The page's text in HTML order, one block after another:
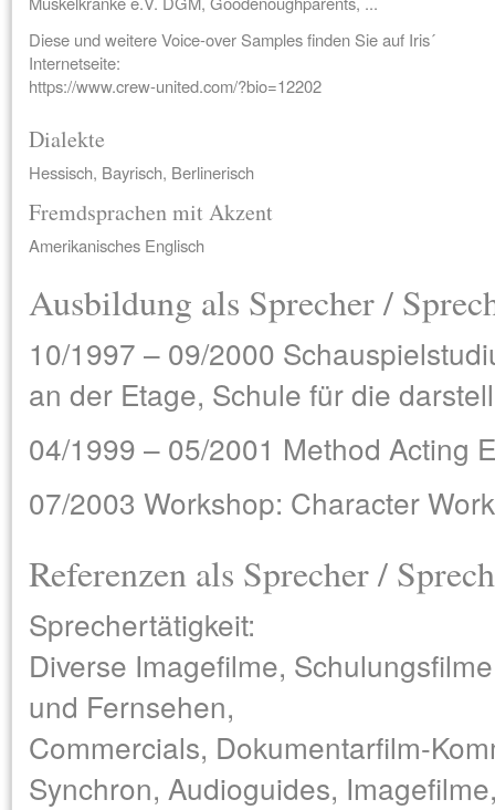
Diese und weitere Voice-over Samples finden Sie auf Iris´
Internetseite:
https://www.crew-united.com/?bio=12202
Dialekte
Hessisch, Bayrisch, Berlinerisch
Fremdsprachen mit Akzent
Amerikanisches Englisch
Ausbildung als Sprecher /
10/1997 – 09/2000
an der Etage, Schule für die
04/1999 – 05/2001 Method Acting
07/2003 Workshop: Character
Referenzen als Sprecher /
Sprechertätigkeit:
Diverse Imagefilme,
und Fernsehen,
Commercials, Dokumentarfilm-
Synchron, Audioguides,